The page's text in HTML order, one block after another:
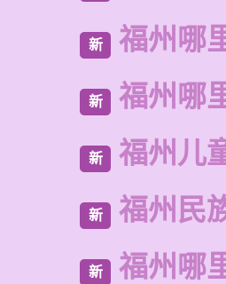
新 福州哪
新 福州哪
新 福州儿
新 福州民
新 福州哪